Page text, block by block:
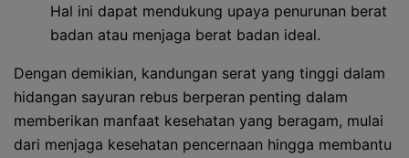
Hal ini dapat mendukung upaya penurunan berat
badan atau menjaga berat badan ideal.
Dengan demikian, kandungan serat yang tinggi dalam
hidangan sayuran rebus berperan penting dalam
memberikan manfaat kesehatan yang beragam, mulai
dari menjaga kesehatan pencernaan hingga membantu